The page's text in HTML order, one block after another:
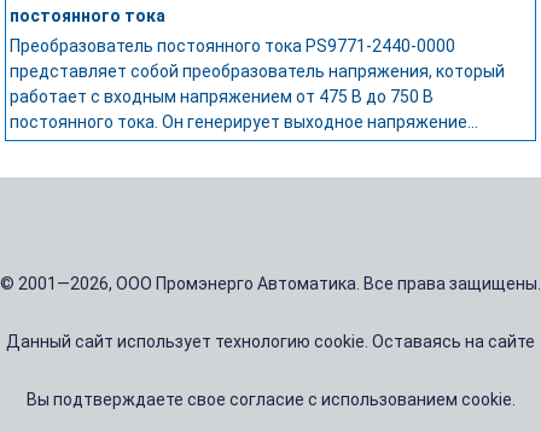
постоянного тока
Преобразователь постоянного тока PS9771-2440-0000
представляет собой преобразователь напряжения, который
работает с входным напряжением от 475 В до 750 В
постоянного тока. Он генерирует выходное напряжение...
© 2001—2026, ООО Промэнерго Автоматика. Все права защищены.
Данный сайт использует технологию cookie. Оставаясь на сайте
Вы подтверждаете свое согласие с использованием cookie.